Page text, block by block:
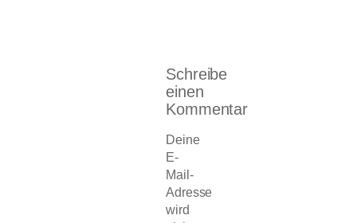
Schreibe
einen
Kommentar
Deine
E-
Mail-
Adresse
wird